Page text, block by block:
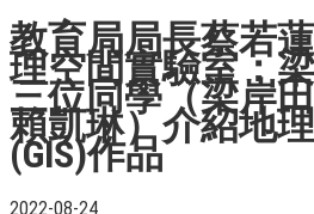
教育局局長蔡若
理空間實驗室：
三位同學（梁岸
賴凱琳）介紹地
(GIS)作品
2022-08-24